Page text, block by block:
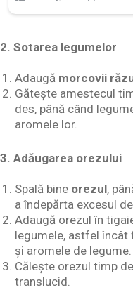
2. Sotarea legumelor
Adaugă morcovii
Gătește amestecul
des, până când
aromele lor.
3. Adăugarea orezului
Spală bine orezul,
a îndepărta excesul
Adaugă orezul în
legumele, astfel încât
și aromele de legume.
Călește orezul timp de
translucid.